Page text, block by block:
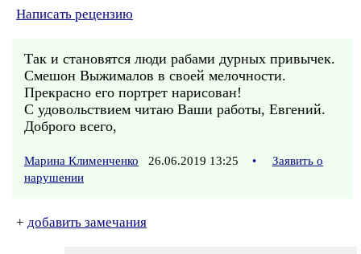
Написать рецензию
Так и становятся люди рабами дурных привычек.
Смешон Выжималов в своей мелочности.
Прекрасно его портрет нарисован!
С удовольствием читаю Ваши работы, Евгений.
Доброго всего,
Марина Клименченко 26.06.2019 13:25 •
Заявить о
нарушении
+ добавить замечания